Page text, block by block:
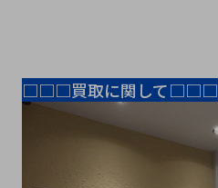
□□□買取に関して□□□